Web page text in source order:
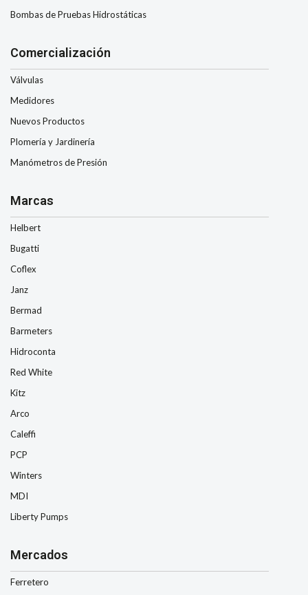
Bombas de Pruebas Hidrostáticas
Comercialización
Válvulas
Medidores
Nuevos Productos
Plomería y Jardinería
Manómetros de Presión
Marcas
Helbert
Bugatti
Coflex
Janz
Bermad
Barmeters
Hidroconta
Red White
Kitz
Arco
Caleffi
PCP
Winters
MDI
Liberty Pumps
Mercados
Ferretero